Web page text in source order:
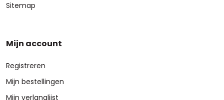
Sitemap
Mijn account
Registreren
Mijn bestellingen
Mijn verlanglijst